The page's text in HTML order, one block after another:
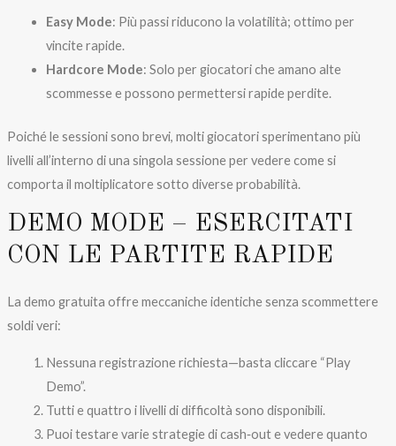
Easy Mode: Più passi riducono la volatilità; ottimo per
vincite rapide.
Hardcore Mode: Solo per giocatori che amano alte
scommesse e possono permettersi rapide perdite.
Poiché le sessioni sono brevi, molti giocatori sperimentano più
livelli all’interno di una singola sessione per vedere come si
comporta il moltiplicatore sotto diverse probabilità.
DEMO MODE – ESERCITATI
CON LE PARTITE RAPIDE
La demo gratuita offre meccaniche identiche senza scommettere
soldi veri:
Nessuna registrazione richiesta—basta cliccare “Play
Demo”.
Tutti e quattro i livelli di difficoltà sono disponibili.
Puoi testare varie strategie di cash‑out e vedere quanto